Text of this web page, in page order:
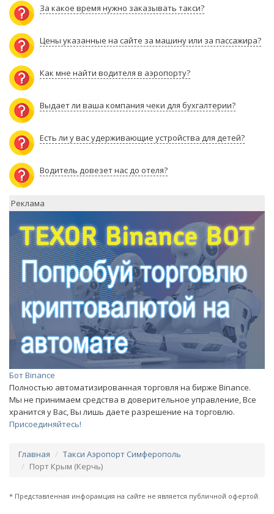
За какое время нужно заказывать такси?
Цены указанные на сайте за машину или за пассажира?
Как мне найти водителя в аэропорту?
Выдает ли ваша компания чеки для бухгалтерии?
Есть ли у вас удерживающие устройства для детей?
Водитель довезет нас до отеля?
Реклама
Бот Binance
Полностью автоматизированная торговля на бирже Binance.
Мы не принимаем средства в доверительное управление, Все
хранится у Вас, Вы лишь даете разрешение на торговлю.
Присоединяйтесь!
Главная
Такси Аэропорт Симферополь
Порт Крым (Керчь)
* Представленная инфорамция на сайте не является публичной офертой.